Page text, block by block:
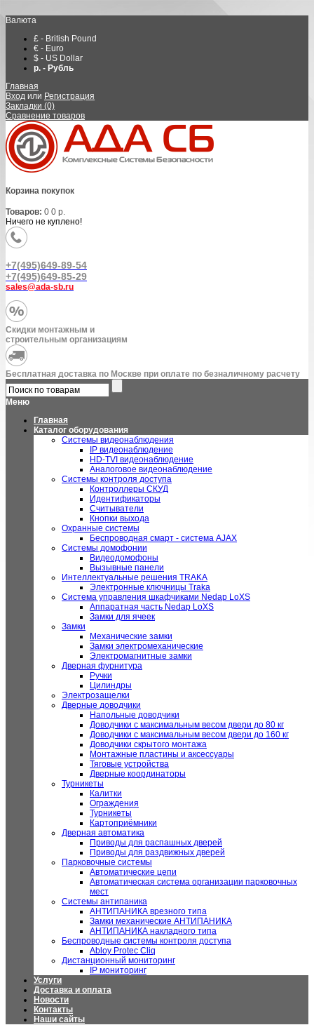
Валюта
£ - British Pound
€ - Euro
$ - US Dollar
р. - Рубль
Главная
Вход или Регистрация
Закладки (0)
Сравнение товаров
Корзина покупок
Товаров: 0 0 р.
Ничего не куплено!
+7(495)649-89-54
+7(495)649-85-29
sales@ada-sb.ru
Скидки монтажным и
строительным организациям
Бесплатная доставка по Москве при оплате по безналичному расчету
Меню
Главная
Каталог оборудования
Системы видеонаблюдения
IP видеонаблюдение
HD-TVI видеонаблюдение
Аналоговое видеонаблюдение
Системы контроля доступа
Контроллеры СКУД
Идентификаторы
Считыватели
Кнопки выхода
Охранные системы
Беспроводная смарт - система AJAX
Системы домофонии
Видеодомофоны
Вызывные панели
Интеллектуальные решения TRAKA
Электронные ключницы Traka
Система управления шкафчиками Nedap LoXS
Аппаратная часть Nedap LoXS
Замки для ячеек
Замки
Механические замки
Замки электромеханические
Электромагнитные замки
Дверная фурнитура
Ручки
Цилиндры
Электрозащелки
Дверные доводчики
Напольные доводчики
Доводчики с максимальным весом двери до 80 кг
Доводчики с максимальным весом двери до 160 кг
Доводчики скрытого монтажа
Монтажные пластины и аксессуары
Тяговые устройства
Дверные координаторы
Турникеты
Калитки
Ограждения
Турникеты
Картоприёмники
Дверная автоматика
Приводы для распашных дверей
Приводы для раздвижных дверей
Парковочные системы
Автоматические цепи
Автоматическая система организации парковочных
мест
Системы антипаника
АНТИПАНИКА врезного типа
Замки механические АНТИПАНИКА
АНТИПАНИКА накладного типа
Беспроводные системы контроля доступа
Abloy Protec Cliq
Дистанционный мониторинг
IP мониторинг
Услуги
Доставка и оплата
Новости
Контакты
Наши сайты